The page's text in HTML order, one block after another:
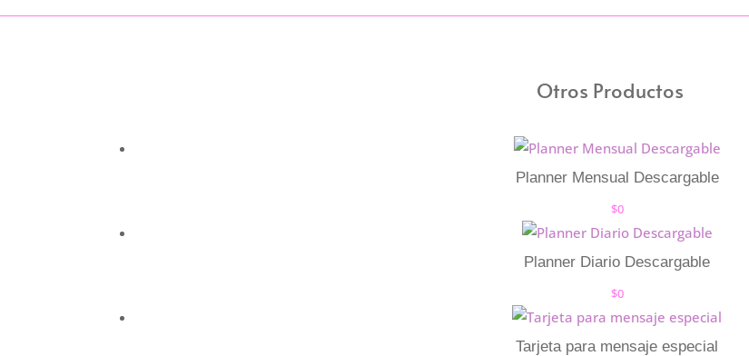
cantidad
Otros Productos
Planner Mensual Descargable
$0
Planner Diario Descargable
$0
Tarjeta para mensaje especial